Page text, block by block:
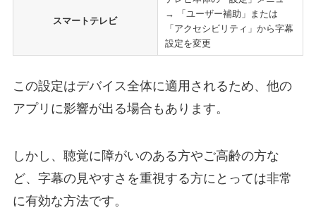
スマートテレビ
→ 「ユーザー補助」または
「アクセシビリティ」から字幕
設定を変更
この設定はデバイス全体に適用されるため、他の
アプリに影響が出る場合もあります。
しかし、聴覚に障がいのある方やご高齢の方な
ど、字幕の見やすさを重視する方にとっては非常
に有効な方法です。